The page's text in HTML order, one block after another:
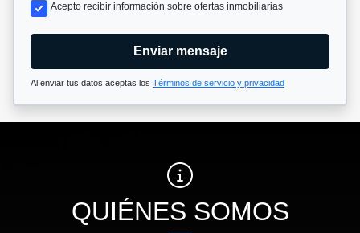
Acepto recibir información sobre ofertas inmobiliarias
Enviar mensaje
Al enviar tus datos aceptas los Términos de servicio y privacidad
QUIÉNES SOMOS